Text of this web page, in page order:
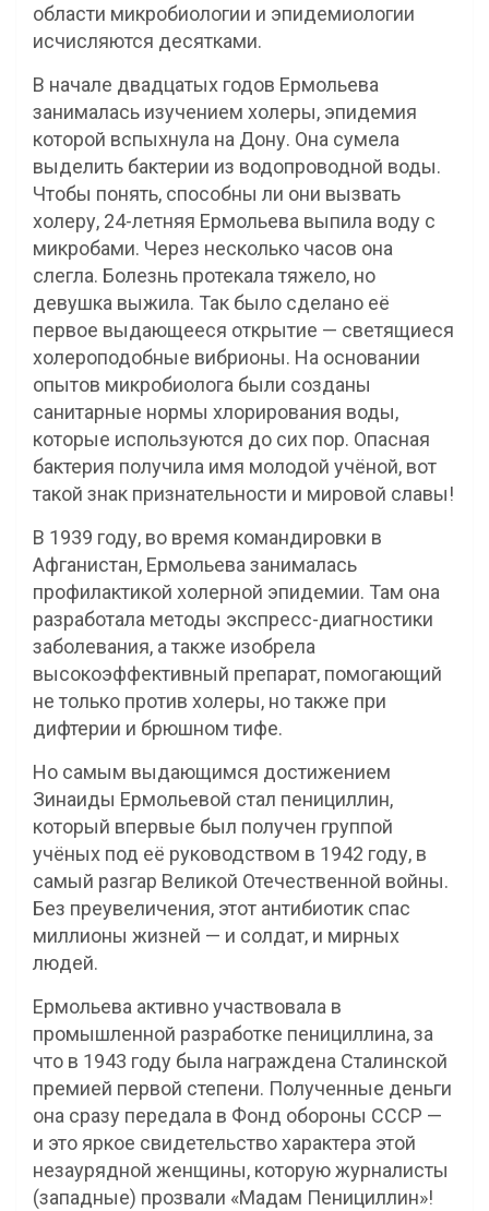
области микробиологии и эпидемиологии
исчисляются десятками.
В начале двадцатых годов Ермольева
занималась изучением холеры, эпидемия
которой вспыхнула на Дону. Она сумела
выделить бактерии из водопроводной воды.
Чтобы понять, способны ли они вызвать
холеру, 24-летняя Ермольева выпила воду с
микробами. Через несколько часов она
слегла. Болезнь протекала тяжело, но
девушка выжила. Так было сделано её
первое выдающееся открытие — светящиеся
холероподобные вибрионы. На основании
опытов микробиолога были созданы
санитарные нормы хлорирования воды,
которые используются до сих пор. Опасная
бактерия получила имя молодой учёной, вот
такой знак признательности и мировой славы!
В 1939 году, во время командировки в
Афганистан, Ермольева занималась
профилактикой холерной эпидемии. Там она
разработала методы экспресс-диагностики
заболевания, а также изобрела
высокоэффективный препарат, помогающий
не только против холеры, но также при
дифтерии и брюшном тифе.
Но самым выдающимся достижением
Зинаиды Ермольевой стал пенициллин,
который впервые был получен группой
учёных под её руководством в 1942 году, в
самый разгар Великой Отечественной войны.
Без преувеличения, этот антибиотик спас
миллионы жизней — и солдат, и мирных
людей.
Ермольева активно участвовала в
промышленной разработке пенициллина, за
что в 1943 году была награждена Сталинской
премией первой степени. Полученные деньги
она сразу передала в Фонд обороны СССР —
и это яркое свидетельство характера этой
незаурядной женщины, которую журналисты
(западные) прозвали «Мадам Пенициллин»!